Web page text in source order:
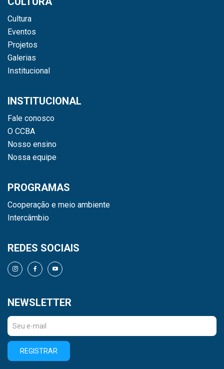
Cultura
Eventos
Projetos
Galerias
Institucional
INSTITUCIONAL
Fale conosco
O CCBA
Nosso ensino
Nossa equipe
PROGRAMAS
Cooperação e meio ambiente
Intercâmbio
REDES SOCIAIS
NEWSLETTER
REGISTRAR